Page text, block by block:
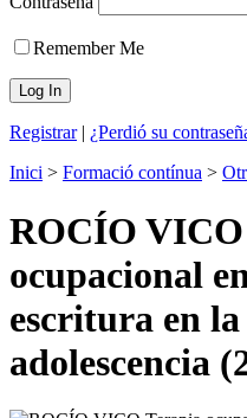
Remember Me
Registrar| ¿Perdió su
Inici > Formació contínua >
ROCÍO VICO
ocupacional
escritura en
adolescencia